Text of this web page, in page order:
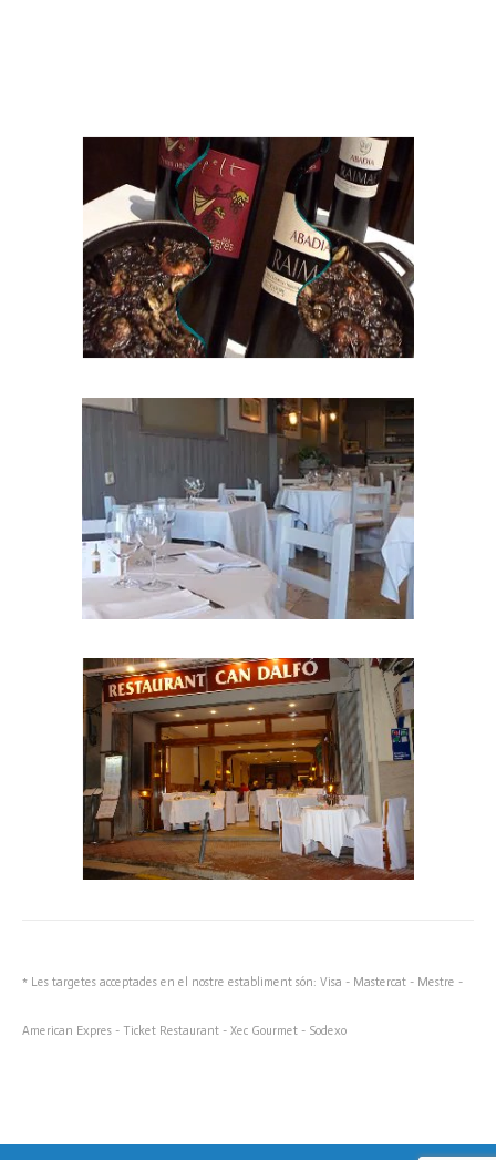
* Les targetes acceptades en el nostre establiment són: Visa - Mastercat - Mestre -
American Expres - Ticket Restaurant - Xec Gourmet - Sodexo